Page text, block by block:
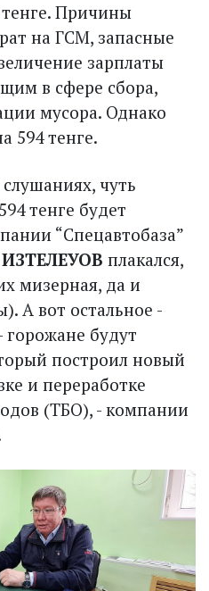
Причины
на ГСМ, запасные
зарплаты
в сфере сбора,
мусора. Однако
594 тенге.
чуть
тенге будет
“Спецавтобаза”
плакался,
мизерная, да и
А вот остальное -
горожане будут
построил новый
и переработке
(ТБО), - компании